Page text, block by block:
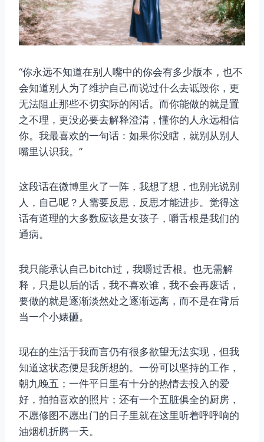
“你永远不知道在别人嘴中的你会有多少版本，也不
会知道别人为了维护自己而说过什么去诋毁你，更
无法阻止那些不切实际的闲话。而你能做的就是置
之不理，更没必要去解释澄清，懂你的人永远相信
你。我最喜欢的一句话：如果你没瞎，就别从别人
嘴里认识我。”
这段话在微博里火了一阵，我想了想，也别光说别
人，自己呢？人需要反思，反思才能进步。觉得这
话有道理的大多数应该是女孩子，嚼舌根是我们的
通病。
我只能承认自己bitch过，我嚼过舌根。也无需解
释，只是以后的话，我不喜欢谁，我不会再废话，
要做的就是逐渐淡然处之逐渐远离，而不是在背后
当一个小婊砸。
现在的生活于我而言仍有很多欲望无法实现，但我
知道这状态便是我所想的。一份可以坚持的工作，
朝九晚五；一件平日里有十分的热情去投入的爱
好，拍拍喜欢的照片；还有一个五脏俱全的厨房，
不愿修图不愿出门的日子里就在这里听着呼呼响的
油烟机折腾一天。